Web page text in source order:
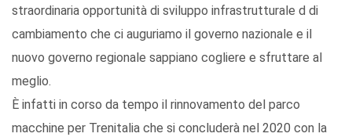
straordinaria opportunità di sviluppo infrastrutturale d di
cambiamento che ci auguriamo il governo nazionale e il
nuovo governo regionale sappiano cogliere e sfruttare al
meglio.
È infatti in corso da tempo il rinnovamento del parco
macchine per Trenitalia che si concluderà nel 2020 con la